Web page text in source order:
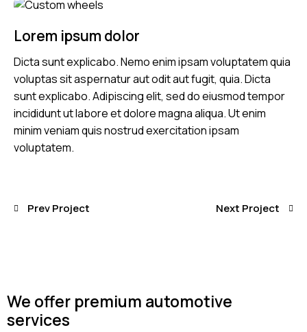
Lorem ipsum dolor
Dicta sunt explicabo. Nemo enim ipsam voluptatem quia
voluptas sit aspernatur aut odit aut fugit, quia. Dicta
sunt explicabo. Adipiscing elit, sed do eiusmod tempor
incididunt ut labore et dolore magna aliqua. Ut enim
minim veniam quis nostrud exercitation ipsam
voluptatem.
Prev Project Next Project
We offer premium automotive
services